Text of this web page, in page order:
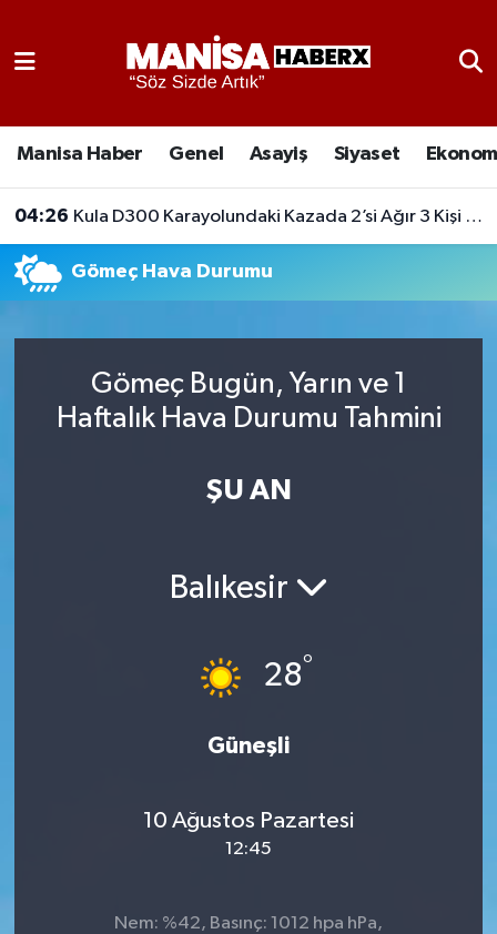
Manisa Haber Genel Asayiş Siyaset
04:26 Kula D300 Karayolundaki Kazada 2’si Ağır 3 Kişi Yaralandı
Gömeç Hava Durumu
Gömeç Bugün, Yarın ve 1
Haftalık Hava Durumu Tahmini
ŞU AN
Balıkesir
28°
Güneşli
10 Ağustos Pazartesi
12:45
Nem: %42, Basınç: 1012 hpa hPa,
Kültür-Sanat
Gizlilik Sözleşmesi
Manisa Nöbetçi Eczaneler
Son Dakika Haberleri